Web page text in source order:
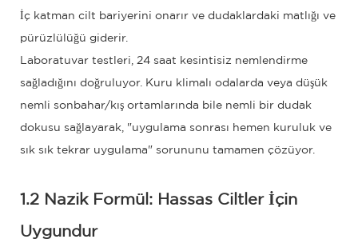
İç katman cilt bariyerini onarır ve dudaklardaki matlığı ve
pürüzlülüğü giderir.
Laboratuvar testleri, 24 saat kesintisiz nemlendirme
sağladığını doğruluyor. Kuru klimalı odalarda veya düşük
nemli sonbahar/kış ortamlarında bile nemli bir dudak
dokusu sağlayarak, "uygulama sonrası hemen kuruluk ve
sık sık tekrar uygulama" sorununu tamamen çözüyor.
1.2 Nazik Formül: Hassas Ciltler İçin
Uygundur